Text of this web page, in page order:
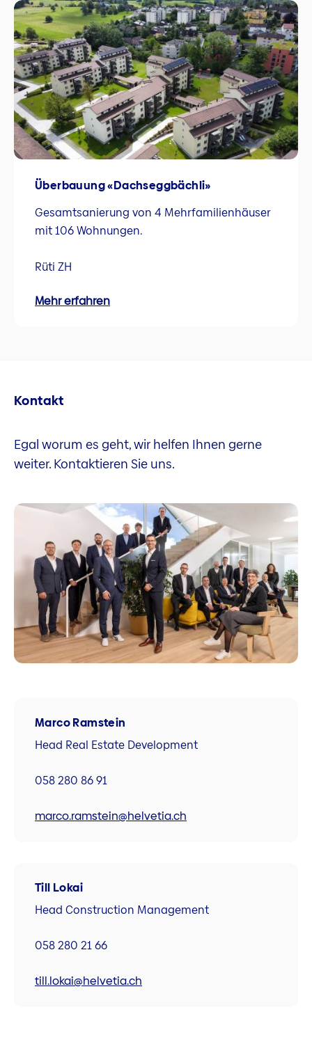
Überbauung «Dachseggbächli»
Gesamtsanierung von 4 Mehrfamilienhäuser
mit 106 Wohnungen.
Rüti ZH
Mehr erfahren
Kontakt
Egal worum es geht, wir helfen Ihnen gerne
weiter. Kontaktieren Sie uns.
Marco Ramstein
Head Real Estate Development
058 280 86 91
marco.ramstein@helvetia.ch
Till Lokai
Head Construction Management
058 280 21 66
till.lokai@helvetia.ch